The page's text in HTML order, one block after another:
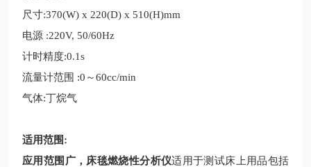
尺寸:370(W) x 220(D) x 510(H)mm
电源 :220V, 50/60Hz
计时精度:0.1s
流量计范围 :0～60cc/min
气体:丁烷气
适用范围:
应用范围广，床毯燃烧性分析仪适用于测试床上用品包括